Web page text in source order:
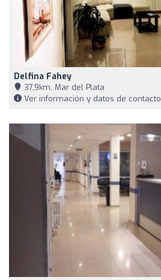
Delfina Fahey
37,9km, Mar del Plata
Ver información y datos de contacto